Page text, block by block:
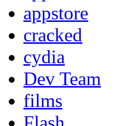
appstore
cracked
cydia
Dev Team
films